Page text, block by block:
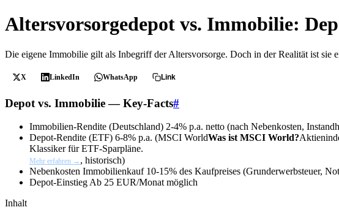
Altersvorsorgedepot vs. Immobilie:
Die eigene Immobilie gilt als Inbegriff der Altersvorsorge. Doch in der Realität ist
X LinkedIn WhatsApp Link
Depot vs. Immobilie — Key-Facts#
Immobilien-Rendite (Deutschland) 2-4% p.a. netto (nach Nebenkosten,
Depot-Rendite (ETF) 6-8% p.a. (MSCI WorldWas ist MSCI World?
Klassiker für ETF-Sparpläne.
Mehr erfahren → , historisch)
Nebenkosten Immobilienkauf 10-15% des Kaufpreises (Grunderwerbsteuer,
Depot-Einstieg Ab 25 EUR/Monat möglich
Inhalt